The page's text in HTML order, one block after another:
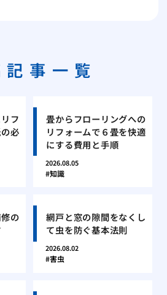
事一覧
フ
必
畳からフローリングへの
リフォームで６畳を快適
にする費用と手順
2026.08.05
知識
の
網戸と窓の隙間をなくし
て虫を防ぐ基本法則
2026.08.02
害虫